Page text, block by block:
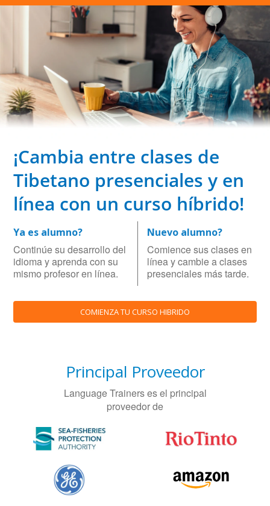
¡Cambia entre clases de
Tibetano presenciales y en
línea con un curso híbrido!
Ya es alumno?
Continúe su desarrollo del
idioma y aprenda con su
mismo profesor en línea.
Nuevo alumno?
Comience sus clases en
línea y cambie a clases
presenciales más tarde.
COMIENZA TU CURSO HIBRIDO
Principal Proveedor
Language Trainers es el principal
proveedor de